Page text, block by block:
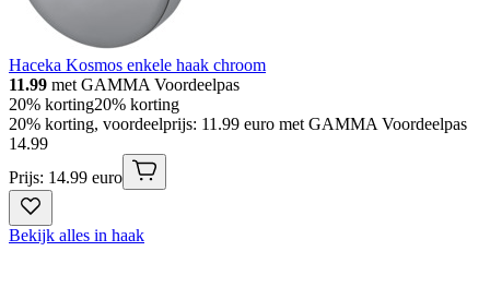
Haceka Kosmos enkele haak chroom
11.99 met GAMMA Voordeelpas
20% korting20% korting
20% korting, voordeelprijs: 11.99 euro met GAMMA Voordeelpas
14.99
Prijs: 14.99 euro
Bekijk alles in haak